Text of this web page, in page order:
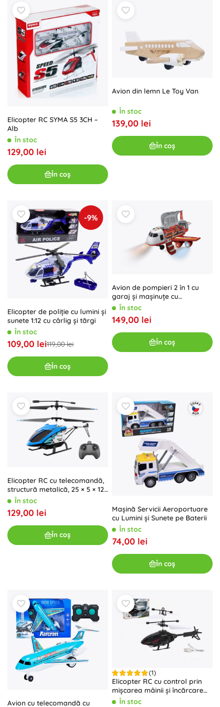
Elicopter RC SYMA S5 3CH –
Alb
În stoc
129,00 lei
În coș
Avion din lemn Le Toy Van
În stoc
139,00 lei
În coș
-9%
Elicopter de poliție cu lumini și
sunete 1:12 cu cârlig și tărgi
În stoc
109,00 lei119,00 lei
În coș
Avion de pompieri 2 în 1 cu
garaj și mașinuțe cu
mecanism inertial
În stoc
149,00 lei
În coș
Elicopter RC cu telecomandă,
structură metalică, 25 × 5 × 12
cmÎn stoc
129,00 lei
În coș
Mașină Servicii Aeroportuare
cu Lumini și Sunete pe Baterii
În stoc
74,00 lei
În coș
Avion cu telecomandă cu
(1)
Elicopter RC cu control prin
mișcarea mâinii și încărcare
USB, 16 cm
În stoc